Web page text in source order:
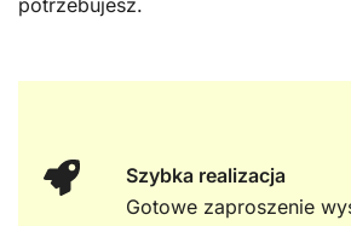
potrzebujesz.
Szybka realizacja
Gotowe zaproszenie